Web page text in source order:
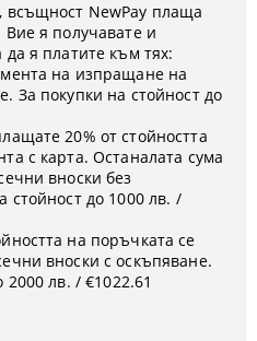
всъщност NewPay плаща
я получавате и
я платите към тях:
на изпращане на
За покупки на стойност до
20% от стойността
с карта. Останалата сума
вноски без
стойност до 1000 лв. /
на поръчката се
вноски с оскъпяване.
2000 лв. / €1022.61